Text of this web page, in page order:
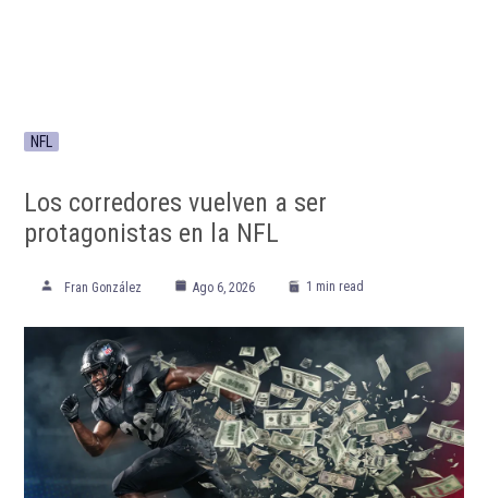
NFL
Los corredores vuelven a ser
protagonistas en la NFL
Fran González Ago 6, 2026 1 min read